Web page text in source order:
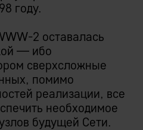
году.
2 оставалась
— ибо
сверхсложные
помимо
реализации, все
необходимое
будущей Сети.